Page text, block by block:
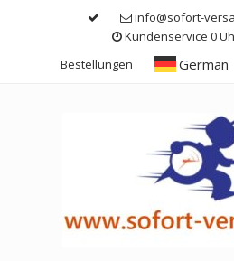
info@sofort-
Kundenservice 0
Bestellungen
German